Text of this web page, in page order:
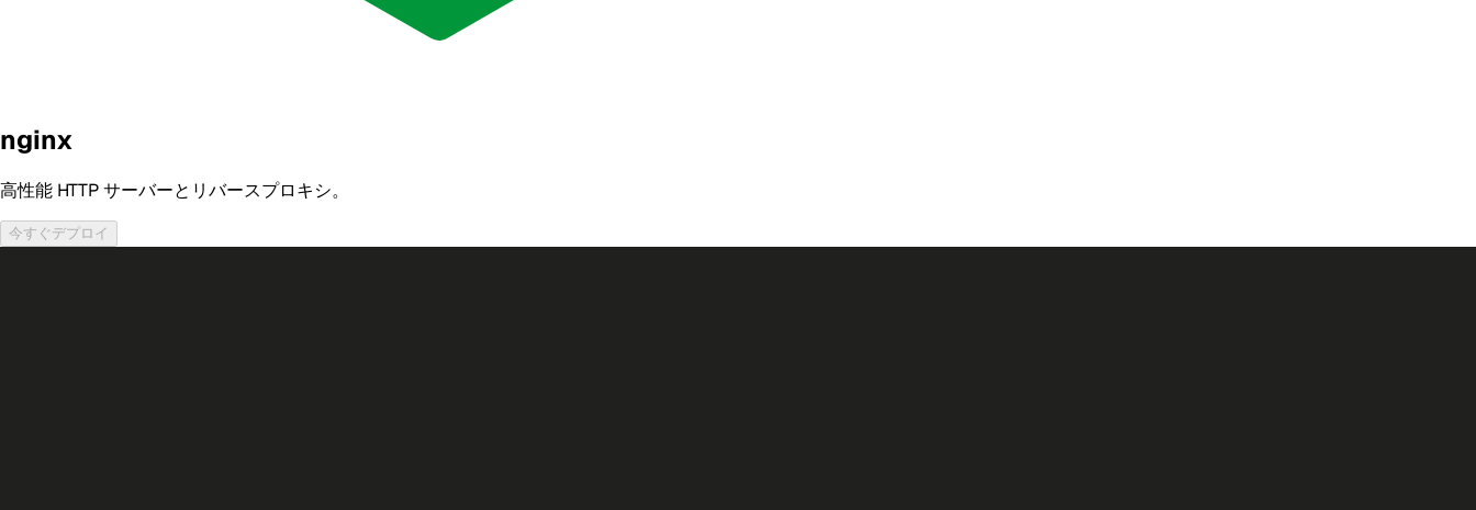
nginx
高性能 HTTP サーバーとリバースプロキシ。
今すぐデプロイ